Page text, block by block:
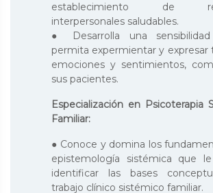
establecimiento de
interpersonales saludables.
● Desarrolla una
permita expermientar y expresar
emociones y sentimientos,
sus pacientes.
Especialización en Psicoterapia
Familiar:
● Conoce y domina los
epistemología sistémica que
identificar las bases
trabajo clínico sistémico familiar.